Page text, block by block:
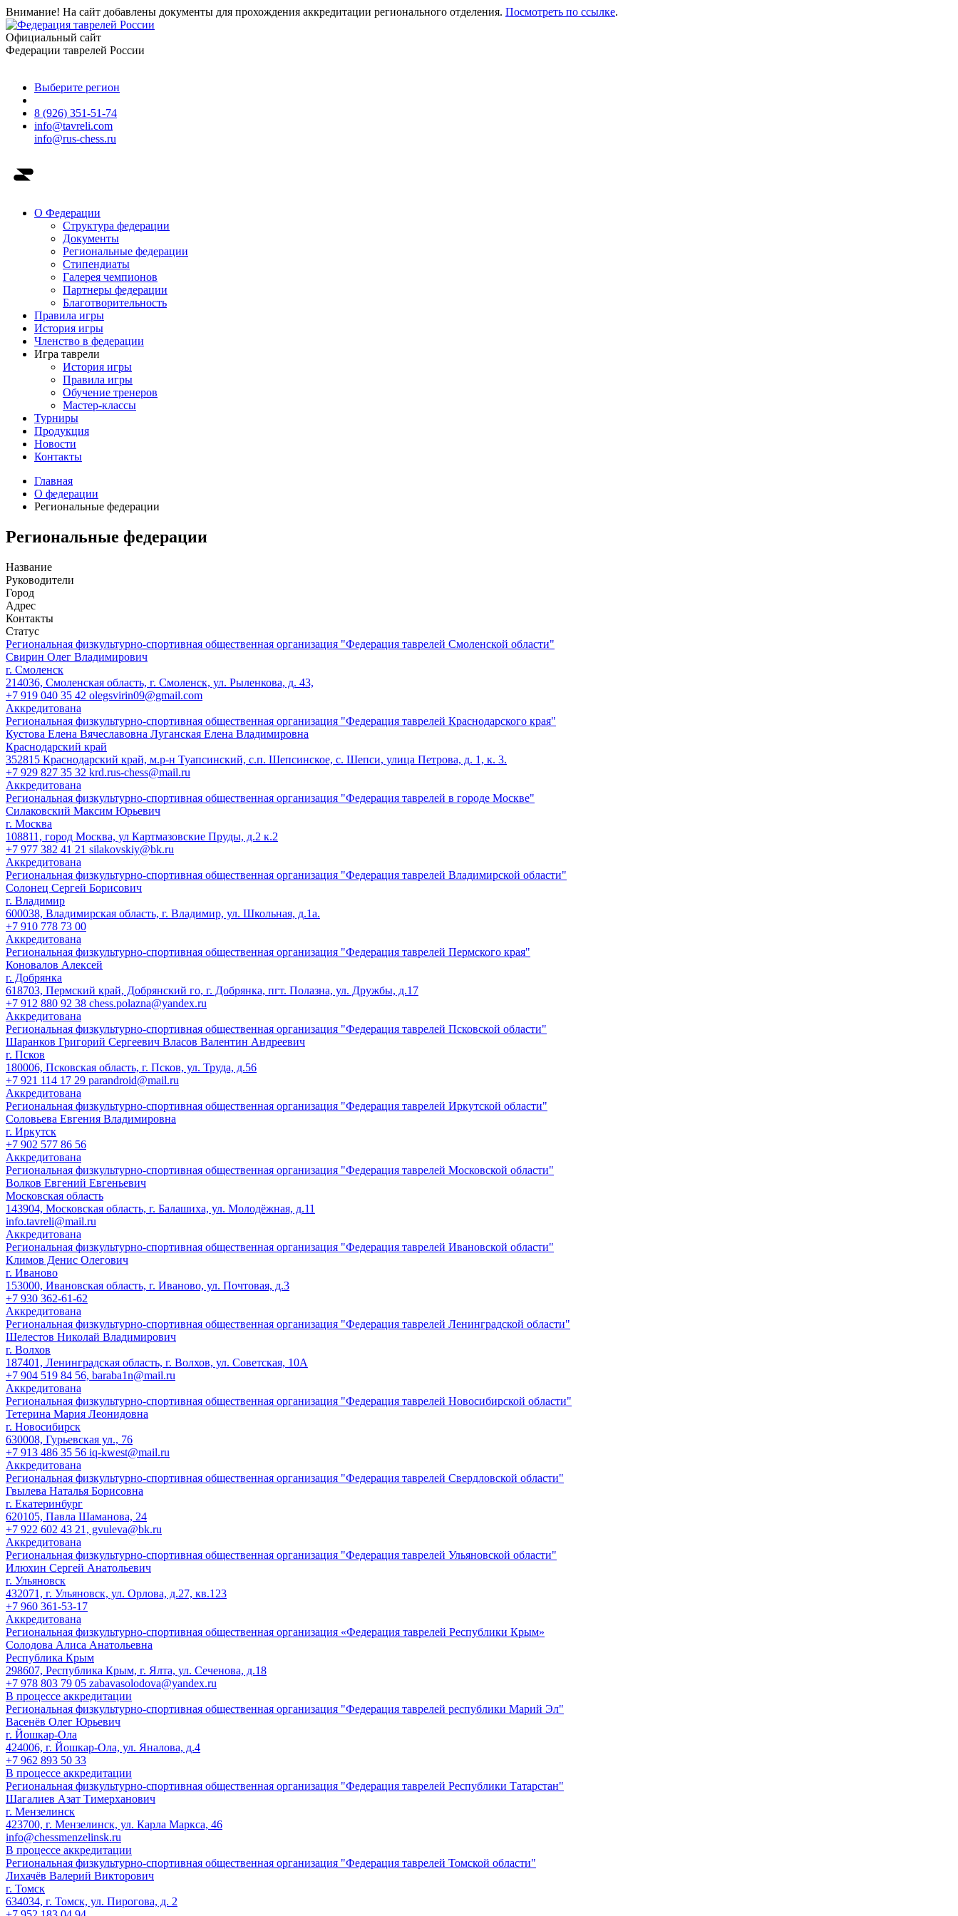
Внимание! На сайт добавлены документы для прохождения аккредитации регионального отделения. Посмотреть по ссылке.
Официальный сайт
Федерации таврелей России
Выберите регион
8 (926) 351-51-74
info@tavreli.com
info@rus-chess.ru
О Федерации
Структура федерации
Документы
Региональные федерации
Стипендиаты
Галерея чемпионов
Партнеры федерации
Благотворительность
Правила игры
История игры
Членство в федерации
Игра таврели
История игры
Правила игры
Обучение тренеров
Мастер-классы
Турниры
Продукция
Новости
Контакты
Главная
О федерации
Региональные федерации
Региональные федерации
Название
Руководители
Город
Адрес
Контакты
Статус
Региональная физкультурно-спортивная общественная организация "Федерация таврелей Смоленской области"
Свирин Олег Владимирович
г. Смоленск
214036, Смоленская область, г. Смоленск, ул. Рыленкова, д. 43,
+7 919 040 35 42 olegsvirin09@gmail.com
Аккредитована
Региональная физкультурно-спортивная общественная организация "Федерация таврелей Краснодарского края"
Кустова Елена Вячеславовна Луганская Елена Владимировна
Краснодарский край
352815 Краснодарский край, м.р-н Туапсинский, с.п. Шепсинское, с. Шепси, улица Петрова, д. 1, к. 3.
+7 929 827 35 32 krd.rus-chess@mail.ru
Аккредитована
Региональная физкультурно-спортивная общественная организация "Федерация таврелей в городе Москве"
Силаковский Максим Юрьевич
г. Москва
108811, город Москва, ул Картмазовские Пруды, д.2 к.2
+7 977 382 41 21 silakovskiy@bk.ru
Аккредитована
Региональная физкультурно-спортивная общественная организация "Федерация таврелей Владимирской области"
Солонец Сергей Борисович
г. Владимир
600038, Владимирская область, г. Владимир, ул. Школьная, д.1а.
+7 910 778 73 00
Аккредитована
Региональная физкультурно-спортивная общественная организация "Федерация таврелей Пермского края"
Коновалов Алексей
г. Добрянка
618703, Пермский край, Добрянский го, г. Добрянка, пгт. Полазна, ул. Дружбы, д.17
+7 912 880 92 38 chess.polazna@yandex.ru
Аккредитована
Региональная физкультурно-спортивная общественная организация "Федерация таврелей Псковской области"
Шаранков Григорий Сергеевич Власов Валентин Андреевич
г. Псков
180006, Псковская область, г. Псков, ул. Труда, д.56
+7 921 114 17 29 parandroid@mail.ru
Аккредитована
Региональная физкультурно-спортивная общественная организация "Федерация таврелей Иркутской области"
Соловьева Евгения Владимировна
г. Иркутск
+7 902 577 86 56
Аккредитована
Региональная физкультурно-спортивная общественная организация "Федерация таврелей Московской области"
Волков Евгений Евгеньевич
Московская область
143904, Московская область, г. Балашиха, ул. Молодёжная, д.11
info.tavreli@mail.ru
Аккредитована
Региональная физкультурно-спортивная общественная организация "Федерация таврелей Ивановской области"
Климов Денис Олегович
г. Иваново
153000, Ивановская область, г. Иваново, ул. Почтовая, д.3
+7 930 362-61-62
Аккредитована
Региональная физкультурно-спортивная общественная организация "Федерация таврелей Ленинградской области"
Шелестов Николай Владимирович
г. Волхов
187401, Ленинградская область, г. Волхов, ул. Советская, 10А
+7 904 519 84 56, baraba1n@mail.ru
Аккредитована
Региональная физкультурно-спортивная общественная организация "Федерация таврелей Новосибирской области"
Тетерина Мария Леонидовна
г. Новосибирск
630008, Гурьевская ул., 76
+7 913 486 35 56 iq-kwest@mail.ru
Аккредитована
Региональная физкультурно-спортивная общественная организация "Федерация таврелей Свердловской области"
Гвылева Наталья Борисовна
г. Екатеринбург
620105, Павла Шаманова, 24
+7 922 602 43 21, gvuleva@bk.ru
Аккредитована
Региональная физкультурно-спортивная общественная организация "Федерация таврелей Ульяновской области"
Илюхин Сергей Анатольевич
г. Ульяновск
432071, г. Ульяновск, ул. Орлова, д.27, кв.123
+7 960 361-53-17
Аккредитована
Региональная физкультурно-спортивная общественная организация «Федерация таврелей Республики Крым»
Солодова Алиса Анатольевна
Республика Крым
298607, Республика Крым, г. Ялта, ул. Сеченова, д.18
+7 978 803 79 05 zabavasolodova@yandex.ru
В процессе аккредитации
Региональная физкультурно-спортивная общественная организация "Федерация таврелей республики Марий Эл"
Васенёв Олег Юрьевич
г. Йошкар-Ола
424006, г. Йошкар-Ола, ул. Яналова, д.4
+7 962 893 50 33
В процессе аккредитации
Региональная физкультурно-спортивная общественная организация "Федерация таврелей Республики Татарстан"
Шагалиев Азат Тимерханович
г. Мензелинск
423700, г. Мензелинск, ул. Карла Маркса, 46
info@chessmenzelinsk.ru
В процессе аккредитации
Региональная физкультурно-спортивная общественная организация "Федерация таврелей Томской области"
Лихачёв Валерий Викторович
г. Томск
634034, г. Томск, ул. Пирогова, д. 2